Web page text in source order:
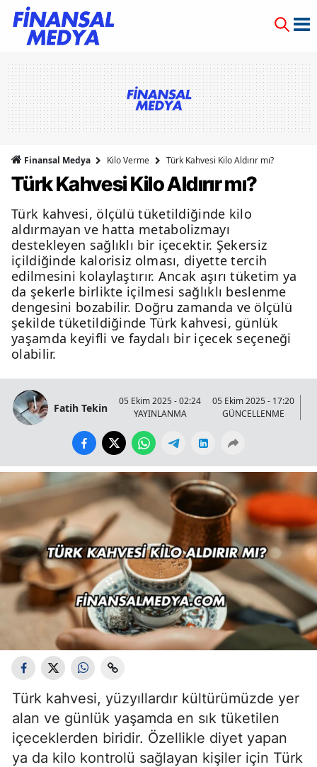
Finansal Medya Kilo Verme Türk Kahvesi Kilo Aldırır mı?
Türk Kahvesi Kilo Aldırır mı?
Türk kahvesi, ölçülü tüketildiğinde kilo
aldırmayan ve hatta metabolizmayı
destekleyen sağlıklı bir içecektir. Şekersiz
içildiğinde kalorisiz olması, diyette tercih
edilmesini kolaylaştırır. Ancak aşırı tüketim ya
da şekerle birlikte içilmesi sağlıklı beslenme
dengesini bozabilir. Doğru zamanda ve ölçülü
şekilde tüketildiğinde Türk kahvesi, günlük
yaşamda keyifli ve faydalı bir içecek seçeneği
olabilir.
Fatih Tekin
05 Ekim 2025 - 02:24
YAYINLANMA
05 Ekim 2025 - 17:20
GÜNCELLENME
Türk kahvesi, yüzyıllardır kültürümüzde yer
alan ve günlük yaşamda en sık tüketilen
içeceklerden biridir. Özellikle diyet yapan
ya da kilo kontrolü sağlayan kişiler için Türk